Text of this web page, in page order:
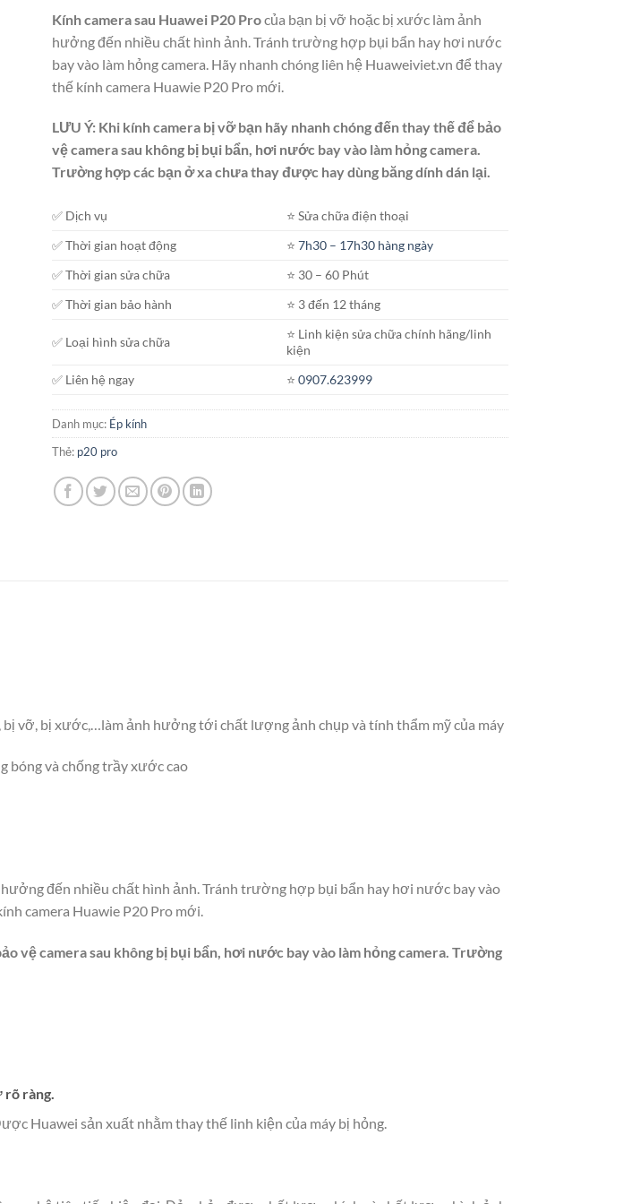
Kính camera sau Huawei P20 Procủa bạn bị vỡ hoặc bị xước làm ảnh
hưởng đến nhiều chất hình ảnh. Tránh trường hợp bụi bẩn hay hơi nước
bay vào làm hỏng camera. Hãy nhanh chóng liên hệ Huaweiviet.vn để thay
thế kính camera Huawie P20 Pro mới.
LƯU Ý: Khi kính camera bị vỡ bạn hãy nhanh chóng đến thay thế để bảo
vệ camera sau không bị bụi bẩn, hơi nước bay vào làm hỏng camera.
Trường hợp các bạn ở xa chưa thay được hay dùng băng dính dán lại.
✅ Dịch vụ
⭐️ Sửa chữa điện thoại
✅ Thời gian hoạt động
⭐️7h30 – 17h30 hàng ngày
✅ Thời gian sửa chữa
⭐️ 30 – 60 Phút
✅ Thời gian bảo hành
⭐️ 3 đến 12 tháng
✅ Loại hình sửa chữa
⭐️ Linh kiện sửa chữa chính hãng/linh
kiện
✅ Liên hệ ngay
⭐️0907.623999
Danh mục: Ép kính
Thẻ: p20 pro
vỡ, bị xước,…làm ảnh hưởng tới chất lượng ảnh chụp và tính thẩm mỹ của máy
bóng và chống trầy xước cao
đến nhiều chất hình ảnh. Tránh trường hợp bụi bẩn hay hơi nước bay vào
camera Huawie P20 Pro mới.
vệ camera sau không bị bụi bẩn, hơi nước bay vào làm hỏng camera. Trường
rõ ràng.
Huawei sản xuất nhằm thay thế linh kiện của máy bị hỏng.